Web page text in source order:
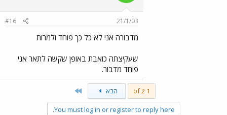
21/1/03
#16
מדבורה אני לא כל כך פוחד ולמרות
שעקיצתה כואבת באופן שקשה לתאר אני
פוחד מדבור.
1 of 2 הבא
You must log in or register to reply here.